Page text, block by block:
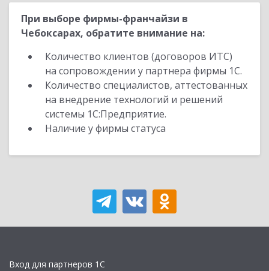
При выборе фирмы-франчайзи в
Чебоксарах, обратите внимание на:
Количество клиентов (договоров ИТС)
на сопровождении у партнера фирмы 1С.
Количество специалистов, аттестованных
на внедрение технологий и решений
системы 1С:Предприятие.
Наличие у фирмы статуса
Вход для партнеров 1С